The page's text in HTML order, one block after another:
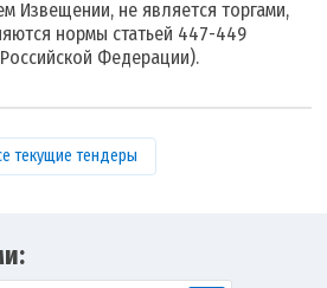
Извещении, не является торгами,
нормы статьей 447-449
Федерации).
текущие тендеры